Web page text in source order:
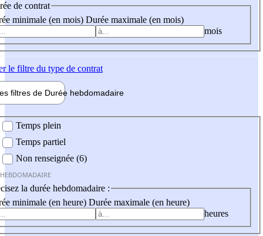
de contrat
minimale (en mois) Durée maximale (en mois)
mois
le filtre du type de contrat
filtres de Durée hebdomadaire
Temps plein
Temps partiel
Non renseignée (6)
la durée hebdomadaire :
minimale (en heure) Durée maximale (en heure)
heures